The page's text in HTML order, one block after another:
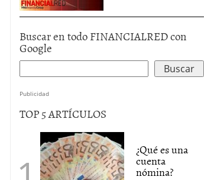
Buscar en todo FINANCIALRED con
Google
Publicidad
TOP 5 ARTÍCULOS
¿Qué es una
cuenta
nómina?